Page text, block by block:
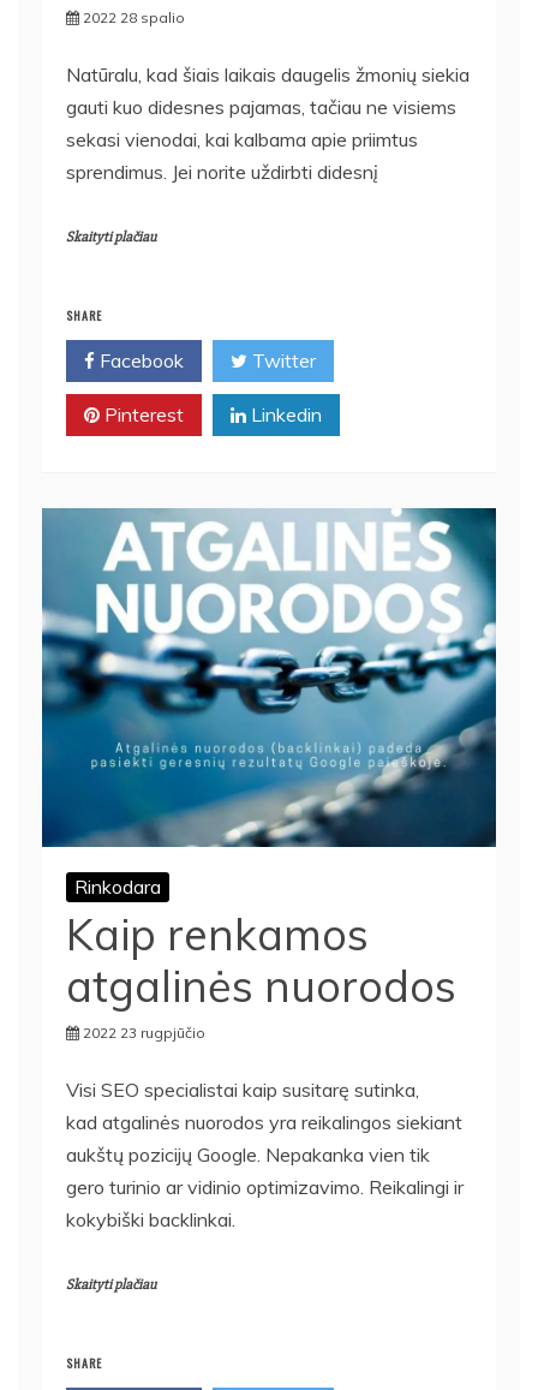
2022 28 spalio
Natūralu, kad šiais laikais daugelis žmonių siekia
gauti kuo didesnes pajamas, tačiau ne visiems
sekasi vienodai, kai kalbama apie priimtus
sprendimus. Jei norite uždirbti didesnį
Skaityti plačiau
SHARE
Facebook Twitter
Pinterest Linkedin
Rinkodara
Kaip renkamos
atgalinės nuorodos
2022 23 rugpjūčio
Visi SEO specialistai kaip susitarę sutinka,
kad atgalinės nuorodos yra reikalingos siekiant
aukštų pozicijų Google. Nepakanka vien tik
gero turinio ar vidinio optimizavimo. Reikalingi ir
kokybiški backlinkai.
Skaityti plačiau
SHARE